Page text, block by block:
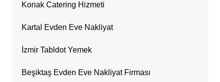
Konak Catering Hizmeti
Kartal Evden Eve Nakliyat
İzmir Tabldot Yemek
Beşiktaş Evden Eve Nakliyat Firması